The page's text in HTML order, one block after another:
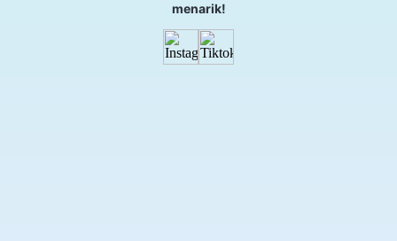
menarik!